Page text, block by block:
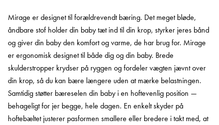
Mirage er designet til forældrevendt bæring. Det meget bløde,
åndbare stof holder din baby tæt ind til din krop, styrker jeres bånd
og giver din baby den komfort og varme, de har brug for. Mirage
er ergonomisk designet til både dig og din baby. Brede
skulderstropper krydser på ryggen og fordeler vægten jævnt over
din krop, så du kan bære længere uden at mærke belastningen.
Samtidig støtter bæreselen din baby i en hoftevenlig position —
behageligt for jer begge, hele dagen. En enkelt skyder på
hoftebæltet justerer pasformen smallere eller bredere i takt med, at